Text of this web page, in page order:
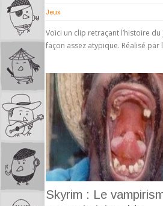
Jeux
Voici un clip retraçant l’histoire
façon assez atypique. Réalisé par
Skyrim : Le